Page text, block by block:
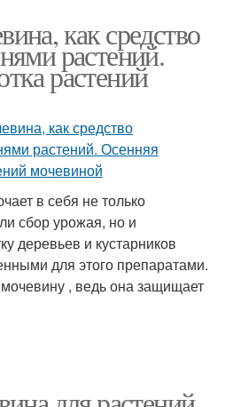
как средство
растений.
растений
в себя не только
сбор урожая, но и
деревьев и кустарников
для этого препаратами.
, ведь она защищает